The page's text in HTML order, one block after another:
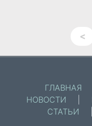
<
ГЛАВНАЯ
НОВОСТИ
СТАТЬИ